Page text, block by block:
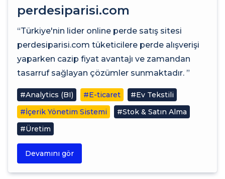
perdesiparisi.com
“Türkiye'nin lider online perde satış sitesi
perdesiparisi.com tüketicilere perde alışverişi
yaparken cazip fiyat avantajı ve zamandan
tasarruf sağlayan çözümler sunmaktadır. ”
#Analytics (BI) #E-ticaret
#Ev Tekstili
#İçerik Yönetim Sistemi
#Stok & Satın Alma
#Üretim
Devamını gör